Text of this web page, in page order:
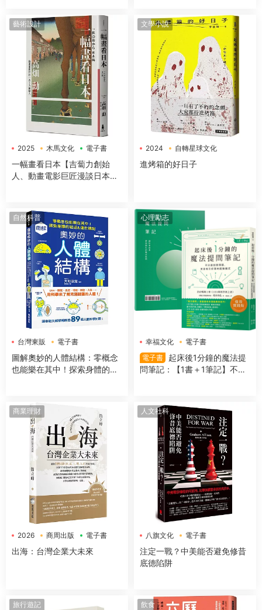
藝術設計
2025 木馬文化 電子書
一幅畫看日本【吉蔔力創始
人、動畫電影巨匠漫談日本傳
文學小說
2024
自轉星球文化
電子書
進烤箱的好日子
自然科普
台灣東販 電子書
圖解奧妙的人體結構：零概念
也能樂在其中！探索身體的組
心理勵志
幸福文化
電子書
電子書
起床後1分鐘的魔法提
問筆記：【1書＋1筆記】不隻
商業理財
2026 商周出版 電子書
出海：台灣企業大未來
人文社科
八旗文化 電子書
注定一戰？中美能否避免修昔
底德陷阱
旅行遊記 飲食